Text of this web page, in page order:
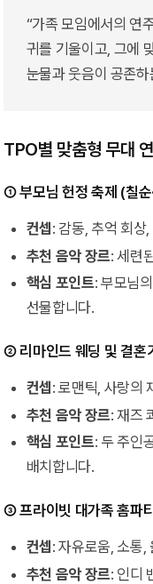
“가족 모임에서의 연
귀를 기울이고, 그에
눈물과 웃음이 공존
TPO별 맞춤형 무대
① 부모님 헌정 축제 (칠순
컨셉 : 감동, 추억 회상
추천 음악 장르: 세련
핵심 포인트: 부모님
선물합니다.
② 리마인드 웨딩 및 결혼
컨셉 : 로맨틱, 사랑의
추천 음악 장르: 재즈
핵심 포인트: 두 주인
배치합니다.
③ 프라이빗 대가족 홈파
컨셉 : 자유로움, 소통,
추천 음악 장르: 인디